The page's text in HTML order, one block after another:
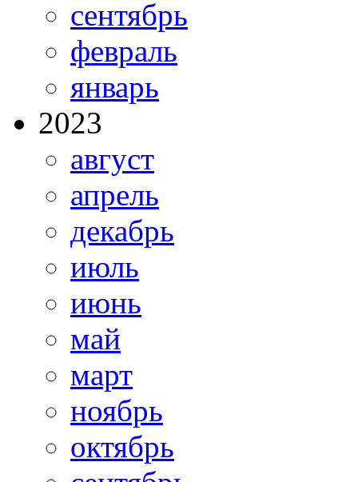
сентябрь
февраль
январь
2023
август
апрель
декабрь
июль
июнь
май
март
ноябрь
октябрь